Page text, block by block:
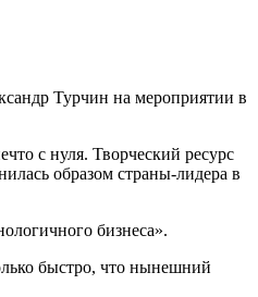
Турчин на мероприятии в
с нуля. Творческий ресурс
образом страны-лидера в
бизнеса».
быстро, что нынешний